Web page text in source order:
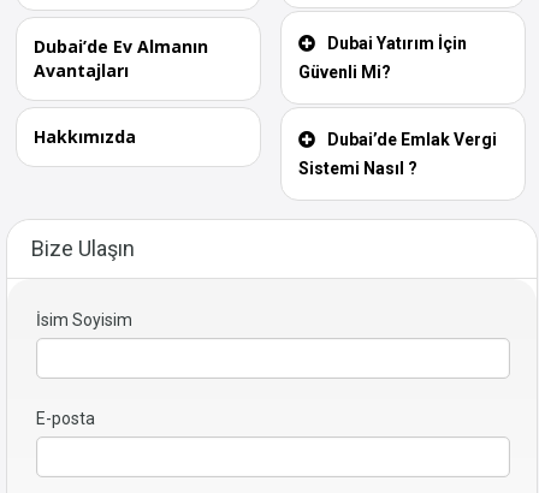
Dubai’de Ev Almanın
Avantajları
Hakkımızda
Dubai Yatırım İçin
Güvenli Mi?
Dubai’de Emlak Vergi
Sistemi Nasıl ?
Bize Ulaşın
İsim Soyisim
E-posta